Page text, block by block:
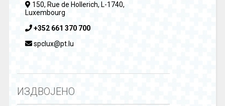
150, Rue de Hollerich, L-1740,
Luxembourg
+352 661 370 700
spclux@pt.lu
ИЗДВОЈЕНО